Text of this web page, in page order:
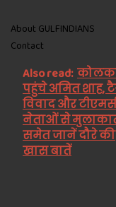
About GULFINDIANS
Contact
Also read:
पहुंचे अमित शाह,
विवाद और
नेताओं से
समेत जानें दौरे की
खास बातें